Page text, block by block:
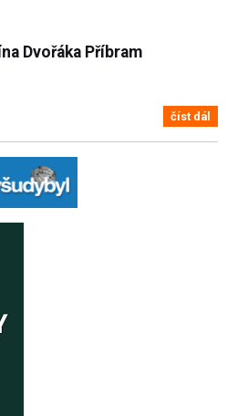
Dvořáka Příbram
číst dál